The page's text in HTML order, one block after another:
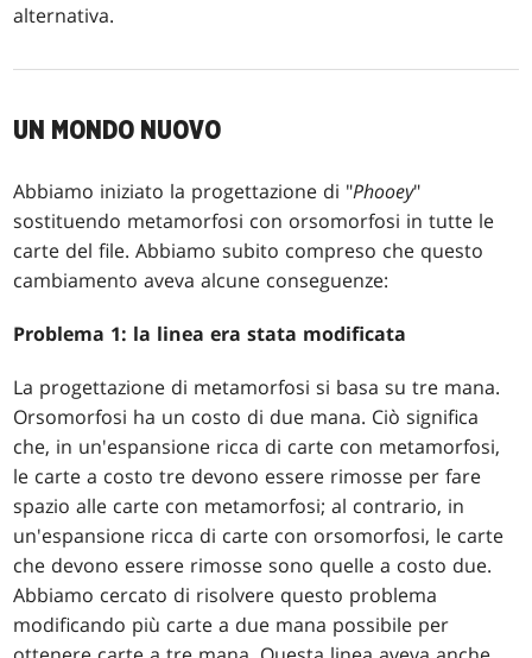
alternativa.
UN MONDO NUOVO
Abbiamo iniziato la progettazione di "Phooey"
sostituendo metamorfosi con orsomorfosi in tutte le
carte del file. Abbiamo subito compreso che questo
cambiamento aveva alcune conseguenze:
Problema 1: la linea era stata modificata
La progettazione di metamorfosi si basa su tre mana.
Orsomorfosi ha un costo di due mana. Ciò significa
che, in un'espansione ricca di carte con metamorfosi,
le carte a costo tre devono essere rimosse per fare
spazio alle carte con metamorfosi; al contrario, in
un'espansione ricca di carte con orsomorfosi, le carte
che devono essere rimosse sono quelle a costo due.
Abbiamo cercato di risolvere questo problema
modificando più carte a due mana possibile per